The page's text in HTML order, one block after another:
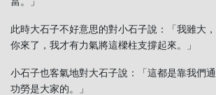
此時大石子不好意思的對小石子說：「我雖大
你來了，我才有力氣將這樑柱支撐起來。」
小石子也客氣地對大石子說：「這都是靠我們
功勞是大家的。」